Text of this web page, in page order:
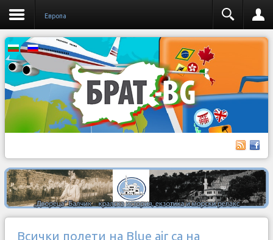
Европа
Всички полети на Blue air са на